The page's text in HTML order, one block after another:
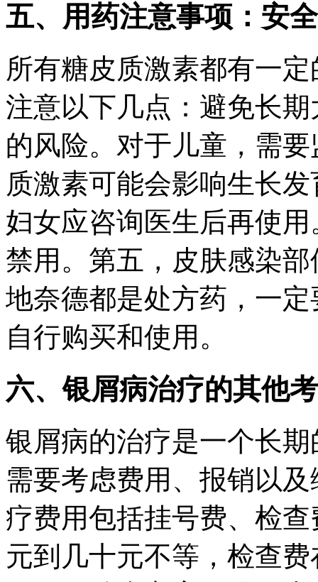
五、用药注意事项：安
所有糖皮质激素都有一
注意以下几点：避免长
的风险。对于儿童，需
质激素可能会影响生长
妇女应咨询医生后再使
禁用。第五，皮肤感染
地奈德都是处方药，一
自行购买和使用。
六、银屑病治疗的其他
银屑病的治疗是一个长
需要考虑费用、报销以
疗费用包括挂号费、检
元到几十元不等，检查